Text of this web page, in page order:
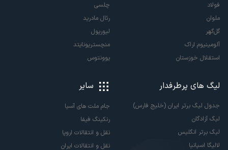
فولاد
ملوان
گل‌گهر
آلومینیوم اراک
استقلال خوزستان
چلسی
رئال مادرید
لیورپول
منچستریونایتد
یوونتوس
لیگ های پرطرفدار
جدول لیگ برتر ایران (خلیج فارس)
لیگ آزادگان
لیگ برتر انگلیس
لالیگا اسپانیا
سایر
جام ملت های آسیا
رنکینگ فیفا
نقل و انتقالات اروپا
نقل و انتقالات ایران